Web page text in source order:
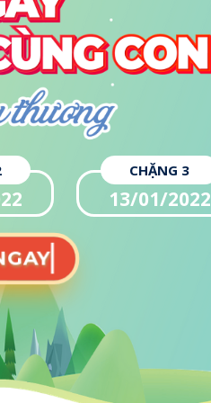
CHẶNG 3
13/01/2022
KÝ NGAY